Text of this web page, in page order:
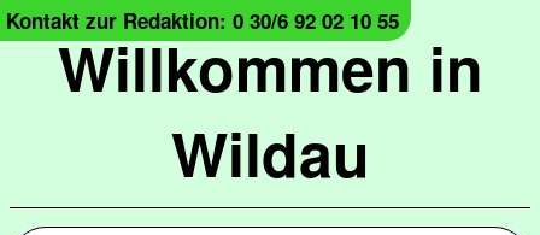
Willkommen in
Wildau
Kontakt zur Redaktion: 0 30/6 92 02 10 55